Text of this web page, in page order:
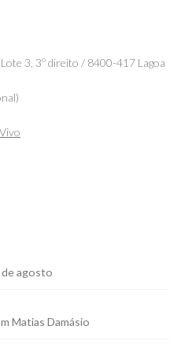
3, 3º direito / 8400-417 Lagoa
de agosto
Matias Damásio